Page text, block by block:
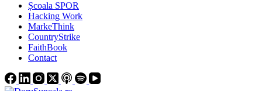
Școala SPOR
Hacking Work
MarkeThink
CountryStrike
FaithBook
Contact